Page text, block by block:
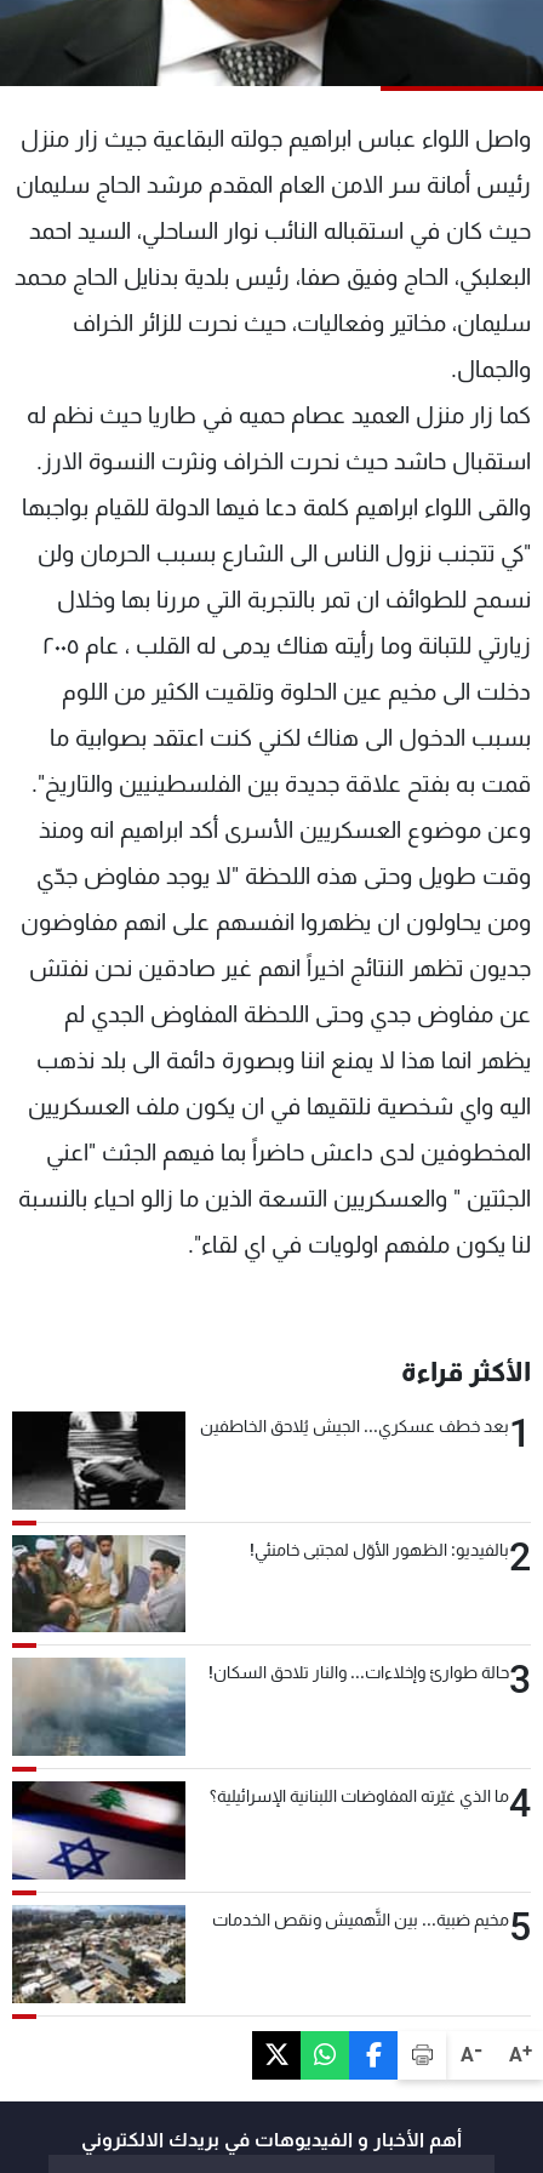
A+
A-
واصل اللواء عباس ابراهيم جولته البقاعية جيث زار منزل
رئيس أمانة سر الامن العام المقدم مرشد الحاج سليمان
حيث كان في استقباله النائب نوار الساحلي، السيد احمد
البعلبكي، الحاج وفيق صفا، رئيس بلدية بدنايل الحاج محمد
سليمان، مخاتير وفعاليات، حيث نحرت للزائر الخراف
والجمال.
كما زار منزل العميد عصام حميه في طاريا حيث نظم له
استقبال حاشد حيث نحرت الخراف ونثرت النسوة الارز.
والقى اللواء ابراهيم كلمة دعا فيها الدولة للقيام بواجبها
"كي تتجنب نزول الناس الى الشارع بسبب الحرمان ولن
نسمح للطوائف ان تمر بالتجربة التي مررنا بها وخلال
زيارتي للتبانة وما رأيته هناك يدمى له القلب ، عام ٢٠٠٥
دخلت الى مخيم عين الحلوة وتلقيت الكثير من اللوم
بسبب الدخول الى هناك لكني كنت اعتقد بصوابية ما
قمت به بفتح علاقة جديدة بين الفلسطينيين والتاريخ".
وعن موضوع العسكريين الأسرى أكد ابراهيم انه ومنذ
وقت طويل وحتى هذه اللحظة "لا يوجد مفاوض جدّي
ومن يحاولون ان يظهروا انفسهم على انهم مفاوضون
جديون تظهر النتائج اخيراً انهم غير صادقين نحن نفتش
عن مفاوض جدي وحتى اللحظة المفاوض الجدي لم
يظهر انما هذا لا يمنع اننا وبصورة دائمة الى بلد نذهب
اليه واي شخصية نلتقيها في ان يكون ملف العسكريين
المخطوفين لدى داعش حاضراً بما فيهم الجثث "اعني
الجثتين " والعسكريين التسعة الذين ما زالو احياء بالنسبة
لنا يكون ملفهم اولويات في اي لقاء".
الأكثر قراءة
1بعد خطف عسكري... الجيش يُلاحق الخاطفين
2بالفيديو: الظهور الأوّل لمجتبى خامنئي!
3حالة طوارئ وإخلاءات... والنار تلاحق السكان!
4ما الذي غيّرته المفاوضات اللبنانية الإسرائيلية؟
5مخيم ضبية... بين التَّهميش ونقص الخدمات
أهم الأخبار و الفيديوهات في بريدك الالكتروني
شاهد البرامج
الترددات
عن MTV
لاعلاناتكم
وظائف
شروط الإسـتخدام